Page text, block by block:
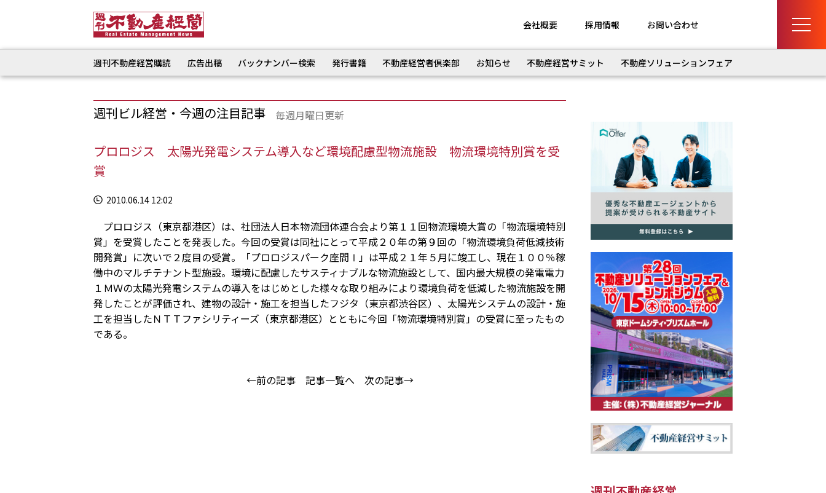
会社概要 採用情報 お問い合わせ
週刊不動産経営購読 広告出稿 バックナンバー検索 発行書籍 不動産経営者倶楽部 お知らせ 不動産経営サミット 不動産ソリューションフェア
週刊ビル経営・今週の注目記事 毎週月曜日更新
プロロジス 太陽光発電システム導入など環境配慮型物流施設 物流環境特別賞を受
賞
2010.06.14 12:02
プロロジス（東京都港区）は、社団法人日本物流団体連合会より第１１回物流環境大賞の「物流環境特別
賞」を受賞したことを発表した。今回の受賞は同社にとって平成２０年の第９回の「物流環境負荷低減技術
開発賞」に次いで２度目の受賞。「プロロジスパーク座間Ⅰ」は平成２１年５月に竣工し、現在１００％稼
働中のマルチテナント型施設。環境に配慮したサスティナブルな物流施設として、国内最大規模の発電電力
１ＭＷの太陽光発電システムの導入をはじめとした様々な取り組みにより環境負荷を低減した物流施設を開
発したことが評価され、建物の設計・施工を担当したフジタ（東京都渋谷区）、太陽光システムの設計・施
工を担当したＮＴＴファシリティーズ（東京都港区）とともに今回「物流環境特別賞」の受賞に至ったもの
である。
←前の記事 記事一覧へ 次の記事→